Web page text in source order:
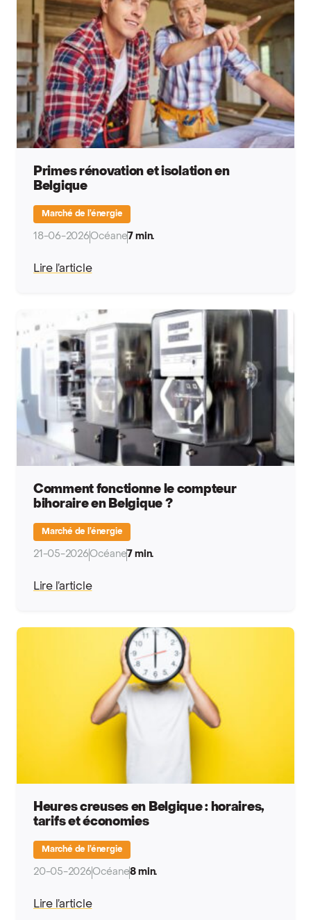
Primes rénovation et isolation en
Belgique
Marché de l’énergie
18-06-2026Océane7 min.
Lire l’article
Comment fonctionne le compteur
bihoraire en Belgique ?
Marché de l’énergie
21-05-2026Océane7 min.
Lire l’article
Heures creuses en Belgique : horaires,
tarifs et économies
Marché de l’énergie
20-05-2026Océane8 min.
Lire l’article